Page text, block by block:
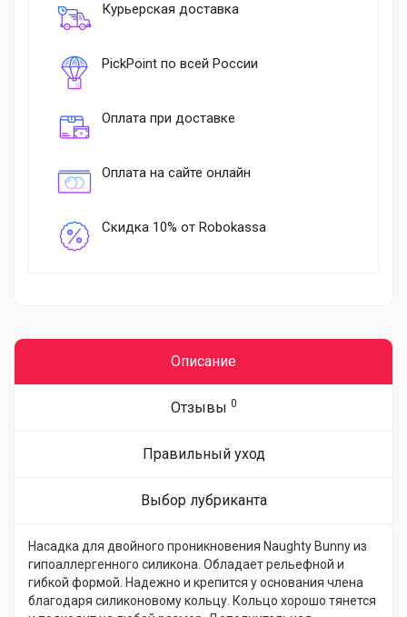
Курьерская доставка
PickPoint по всей России
Оплата при доставке
Оплата на сайте онлайн
Скидка 10% от Robokassa
Описание
Отзывы 0
Правильный уход
Выбор лубриканта
Насадка для двойного проникновения Naughty Bunny из
гипоаллергенного силикона. Обладает рельефной и
гибкой формой. Надежно и крепится у основания члена
благодаря силиконовому кольцу. Кольцо хорошо тянется